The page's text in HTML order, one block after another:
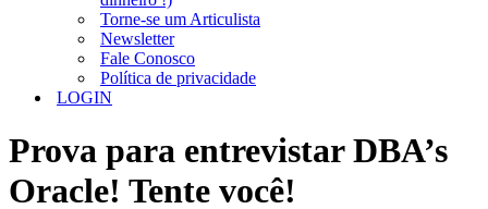
Torne-se um Articulista
Newsletter
Fale Conosco
Política de privacidade
LOGIN
Prova para entrevistar DBA’s
Oracle! Tente você!